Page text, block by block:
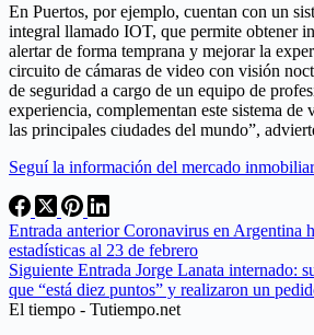
En Puertos, por ejemplo, cuentan con un
integral llamado IOT, que permite obtener
alertar de forma temprana y mejorar la
circuito de cámaras de video con visión
de seguridad a cargo de un equipo de
experiencia, complementan este sistema de
las principales ciudades del mundo”,
Seguí la información del mercado
Entrada anteriorCoronavirus en Argentina
estadísticas al 23 de febrero
Siguiente Entrada Jorge Lanata internado:
que “está diez puntos” y realizaron un
El tiempo - Tutiempo.net